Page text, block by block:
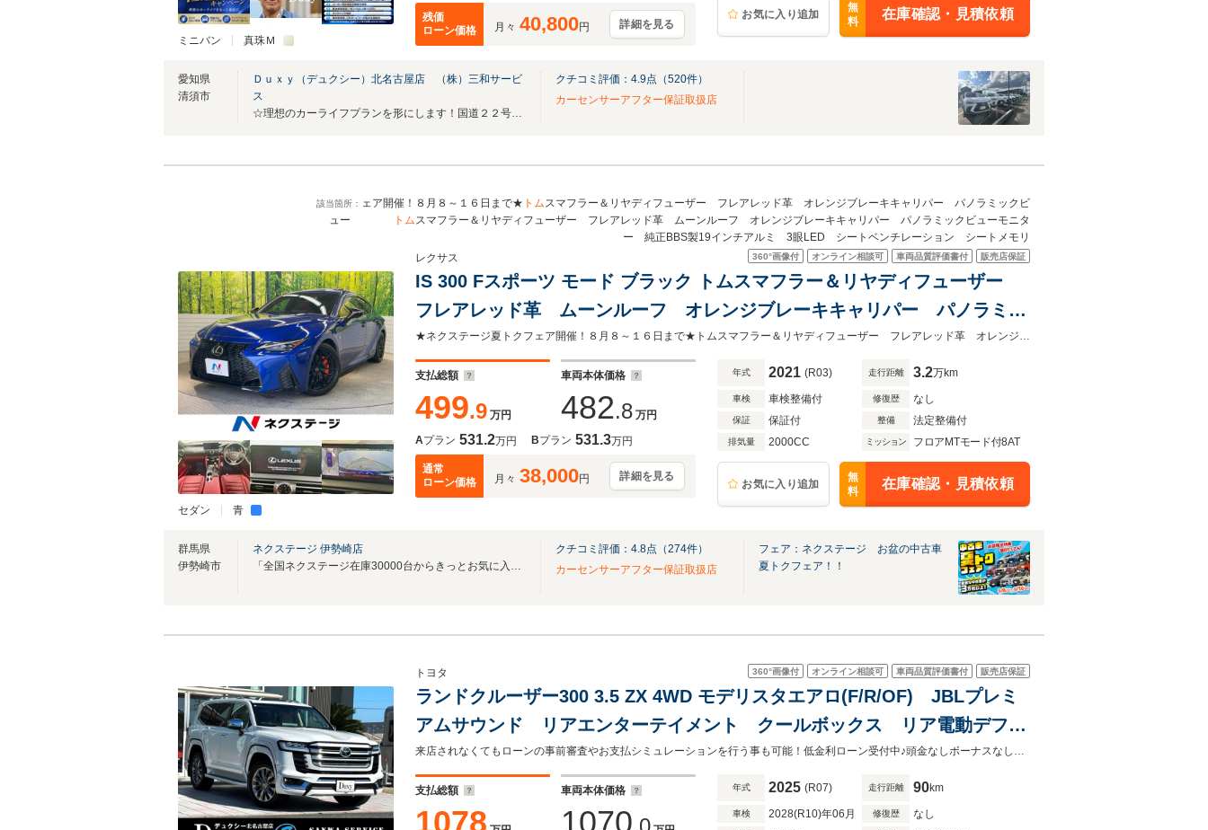
ミニバン 真珠Ｍ
残価
ローン価格
月々 40,800円 詳細を見る
お気に入り追加
無
料
在庫確認・見積依頼
愛知県
清須市
Ｄｕｘｙ（デュクシー）北名古屋店 （株）三和サービ
ス
☆理想のカーライフプランを形にします！国道２２号線沿い！MOZO近く♪♪
クチコミ評価： 4.9点（520件）
カーセンサーアフター保証取扱店
該当箇所： ェア開催！８月８～１６日まで★ トムスマフラー＆リヤディフューザー フレアレッド革 オレンジブレーキキャリパー パノラミックビ
ュー
トムスマフラー＆リヤディフューザー フレアレッド革 ムーンルーフ オレンジブレーキキャリパー パノラミックビューモニタ
ー 純正BBS製19インチアルミ 3眼LED シートベンチレーション シートメモリ
セダン 青
360°画像付 オンライン相談可 車両品質評価書付 販売店保証
レクサス
IS 300 Fスポーツ モード ブラック トムスマフラー＆リヤディフューザー
フレアレッド革 ムーンルーフ オレンジブレーキキャリパー パノラミッ
クビューモニター 純正BBS製19インチアルミ 3眼LED シートベンチレ
ーション シートメモリ
★ネクステージ夏トクフェア開催！８月８～１６日まで★トムスマフラー＆リヤディフューザー フレアレッド革 オレンジブレーキキャリパー パノラミックビュー
支払総額
499.9 万円
車両本体価格
482.8 万円
Aプラン 531.2万円 Bプラン 531.3万円
通常
ローン価格
月々 38,000円 詳細を見る
年式 2021 (R03) 走行距離 3.2万km
車検 車検整備付 修復歴 なし
保証 保証付 整備 法定整備付
排気量 2000CC ミッション フロアMTモード付8AT
お気に入り追加
無
料
在庫確認・見積依頼
群馬県
伊勢崎市
ネクステージ 伊勢崎店
「全国ネクステージ在庫30000台からきっとお気に入りの愛車が見つかります」
クチコミ評価： 4.8点（274件）
カーセンサーアフター保証取扱店
フェア：ネクステージ お盆の中古車
夏トクフェア！！
360°画像付 オンライン相談可 車両品質評価書付 販売店保証
トヨタ
ランドクルーザー300 3.5 ZX 4WD モデリスタエアロ(F/R/OF) JBLプレミ
アムサウンド リアエンターテイメント クールボックス リア電動デフロ
ック タイヤ空気圧警報システム 寒冷地仕様 トノカバー ルーフレー
ル ベージュレザーシート ETC
来店されなくてもローンの事前審査やお支払シミュレーションを行う事も可能！低金利ローン受付中♪頭金なしボーナスなしOK！最長120回支払までご利用可能
支払総額
1078
車両本体価格
1070
年式 2025 (R07) 走行距離 90km
車検 2028(R10)年06月 修復歴 なし